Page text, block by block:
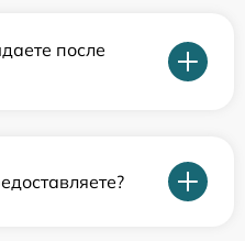
после